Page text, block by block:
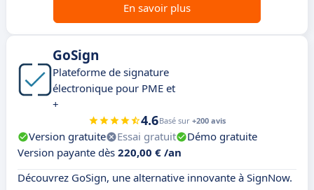
En savoir plus
GoSign
Plateforme de signature
électronique pour PME et
+
4.6Basé sur +200 avis
Version gratuite Essai gratuit
Démo gratuite
Version payante dès 220,00 € /an
Découvrez GoSign, une alternative innovante à SignNow.